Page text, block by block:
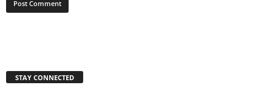
STAY CONNECTED